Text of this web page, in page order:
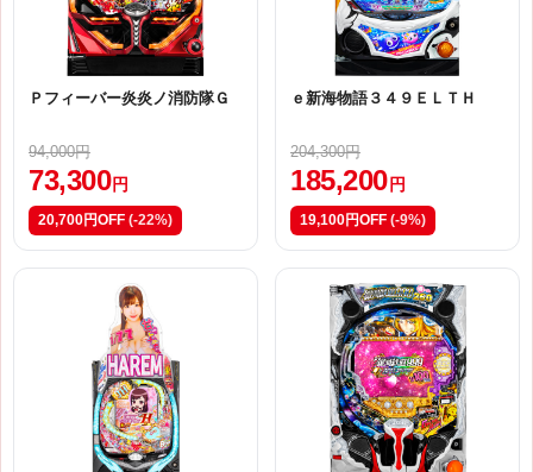
Ｐフィーバー炎炎ノ消防隊Ｇ
94,000円
73,300 円
20,700円OFF (-22%)
ｅ新海物語３４９ＥＬＴＨ
204,300円
185,200 円
19,100円OFF (-9%)